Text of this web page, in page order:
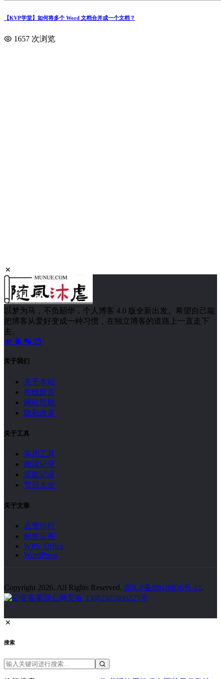
【KVP学堂】如何将多个 Word 文档合并成一个文档？
1657 次浏览
以梦为马，不负韶华，个人博客 4.0 版全新出发。希望自己能
把博客从爱好变成一种习惯，在独立博客的道路上一直走下
去。
关于我们
关于本站
在线留言
网站导航
隐私政策
关于工具
实用工具
阅读记录
观影记录
节日大全
关于文章
点赞排行
标签云图
WPS Office
WordPress
Copyright 2026. All Rights Reserved. 浙ICP备09020836号-11 .
浙公网安备 33082502000225号
搜索